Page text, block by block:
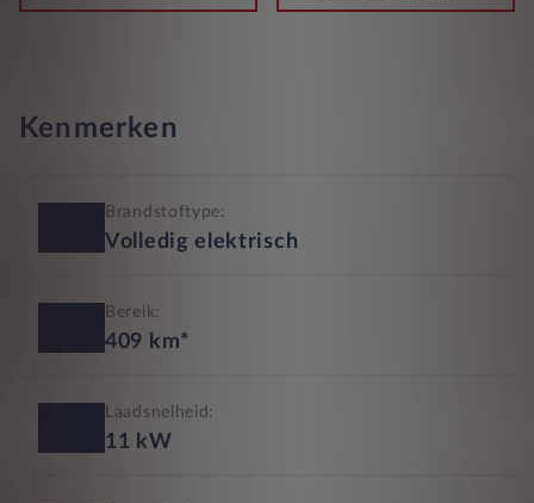
Kenmerken
Brandstoftype:
Volledig elektrisch
Bereik:
409 km*
Laadsnelheid:
11 kW